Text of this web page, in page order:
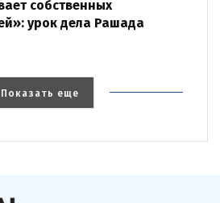
собственных
урок дела Рашада
Показать еще